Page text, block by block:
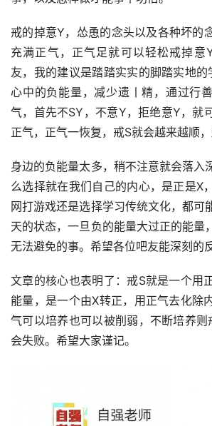
戒的掉意Y，怂恿的念头以及各种坏的
充满正气，正气足就可以轻松戒掉意
友，我的建议是踏踏实实的脚踏实地
心中的负能量，减少遗丨精，通过行
气，首先不SY，不意Y，拒绝意Y，就
正气，正气一恢复，戒S就会越来越顺，
身边的负能量太多，稍不注意就会落入
么选择就在我们自己的内心，是正是X
网打游戏还是选择学习传统文化，都可
天的状态，一旦负的能量大过正的能量
无法避免的事。希望各位吧友能深刻的
文章的核心也表明了：戒S就是一个用
能量，是一个由X转正，用正气去化除
气可以培养也可以被削弱，不断培养
会失败。希望大家谨记。